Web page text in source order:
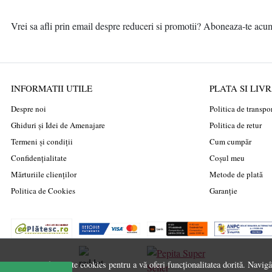
TP-Link
VIEWSONIC
Vision
Xiaomi
Acest site folosește cookies pentru a vă oferi funcționalitatea dorită.
Vrei sa afli prin email despre reduceri si promotii? Aboneaza-te
INFORMATII UTILE
Despre noi
Ghiduri și Idei de Amenajare
Termeni și condiții
Confidențialitate
Mărturiile clienților
Politica de Cookies
PLATA SI
Politica de
Politica de retur
Cum cumpăr
Coșul meu
Metode de plată
Garanție